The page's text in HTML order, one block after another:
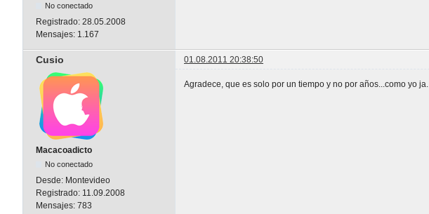
No conectado
Registrado: 28.05.2008
Mensajes: 1.167
Cusio 01.08.2011 20:38:50
Macacoadicto
No conectado
Desde: Montevideo
Registrado: 11.09.2008
Mensajes: 783
Agradece, que es solo por un tiempo y no por años...como yo ja.